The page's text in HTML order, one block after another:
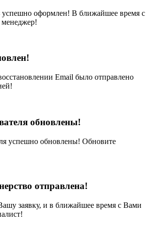
успешно оформлен! В ближайшее время с
Email было отправлено
обновлены!
успешно обновлены! Обновите
отправлена!
заявку, и в ближайшее время с Вами